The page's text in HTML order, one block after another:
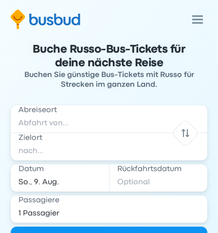
Buche Russo-Bus-Tickets für
deine nächste Reise
Buchen Sie günstige Bus-Tickets mit Russo für
Strecken im ganzen Land.
Abreiseort
Zielort
Datum Rückfahrtsdatum
Passagiere